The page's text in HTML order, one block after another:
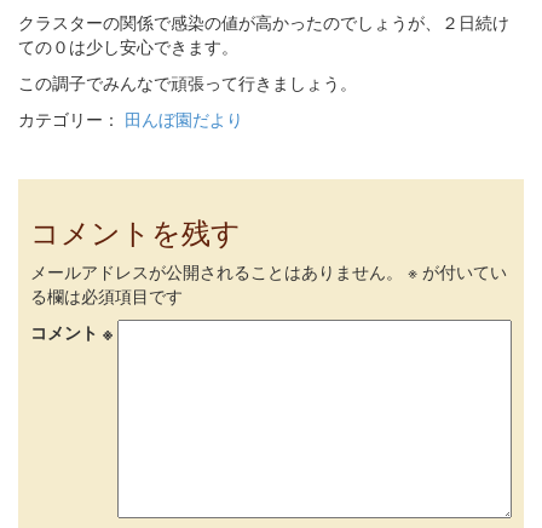
クラスターの関係で感染の値が高かったのでしょうが、２日続け
ての０は少し安心できます。
この調子でみんなで頑張って行きましょう。
カテゴリー： 田んぼ園だより
コメントを残す
メールアドレスが公開されることはありません。 ※ が付いてい
る欄は必須項目です
コメント ※